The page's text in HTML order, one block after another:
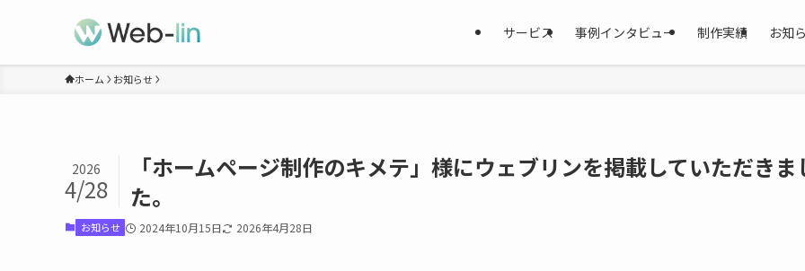
サービス 事例インタビュー 制作実績 お知
ホーム お知らせ
「ホームページ制作のキメテ」様にウェブリンを掲載していただきま
た。
2026
4/28
お知らせ 2024年10月15日 2026年4月28日